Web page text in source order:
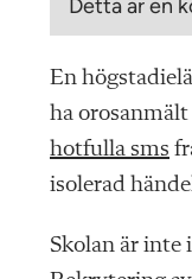
En
ha
hotfulla sms
isolerad
Skolan är inte